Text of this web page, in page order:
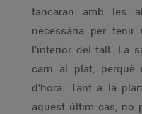
tancaran amb les
necessària per tenir
l’interior del tall. La
carn al plat, perquè
d’hora. Tant a la
aquest últim cas, no